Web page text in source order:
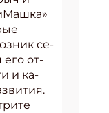
се­
его от­
и ка­